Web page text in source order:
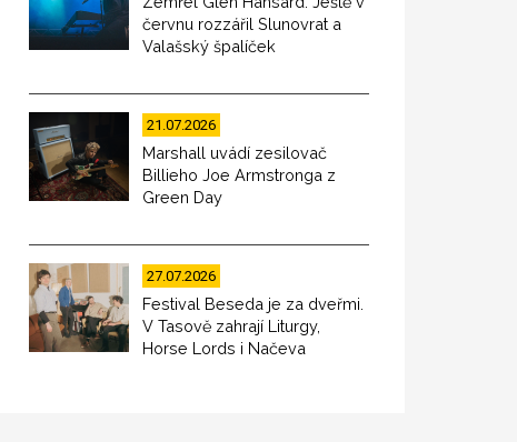
červnu rozzářil Slunovrat a
Valašský špalíček
21.07.2026
Marshall uvádí zesilovač
Billieho Joe Armstronga z
Green Day
27.07.2026
Festival Beseda je za dveřmi.
V Tasově zahrají Liturgy,
Horse Lords i Načeva